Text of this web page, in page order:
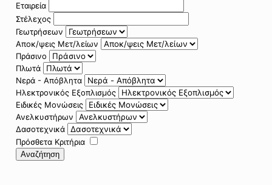
Εταιρεία
Στέλεχος
Γεωτρήσεων
Αποκ/ψεις Μετ/λείων
Πράσινο
Πλωτά
Νερά - Απόβλητα
Ηλεκτρονικός Εξοπλισμός
Ειδικές Μονώσεις
Ανελκυστήρων
Δασοτεχνικά
Πρόσθετα Κριτήρια
Αναζήτηση